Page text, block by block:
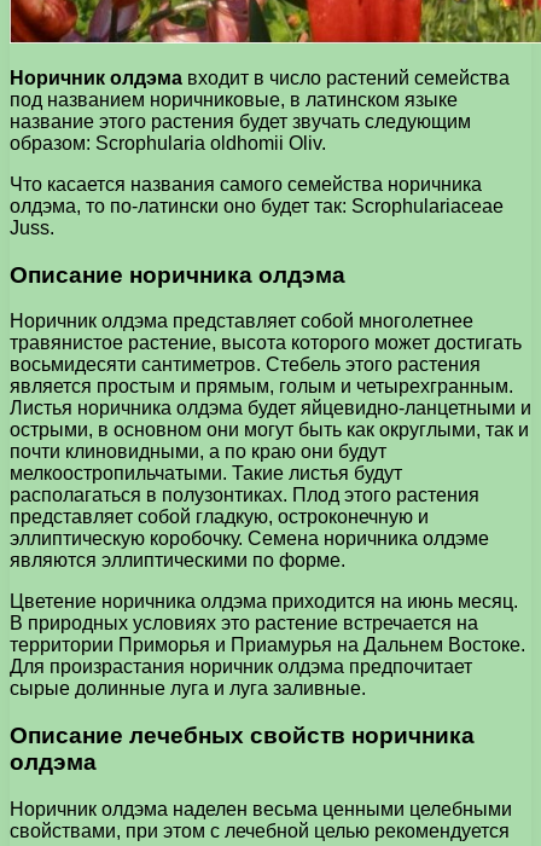
Норичник олдэма входит в число растений семейства
под названием норичниковые, в латинском языке
название этого растения будет звучать следующим
образом: Scrophularia oldhomii Oliv.
Что касается названия самого семейства норичника
олдэма, то по-латински оно будет так: Scrophulariaceae
Juss.
Описание норичника олдэма
Норичник олдэма представляет собой многолетнее
травянистое растение, высота которого может достигать
восьмидесяти сантиметров. Стебель этого растения
является простым и прямым, голым и четырехгранным.
Листья норичника олдэма будет яйцевидно-ланцетными и
острыми, в основном они могут быть как округлыми, так и
почти клиновидными, а по краю они будут
мелкоостропильчатыми. Такие листья будут
располагаться в полузонтиках. Плод этого растения
представляет собой гладкую, остроконечную и
эллиптическую коробочку. Семена норичника олдэме
являются эллиптическими по форме.
Цветение норичника олдэма приходится на июнь месяц.
В природных условиях это растение встречается на
территории Приморья и Приамурья на Дальнем Востоке.
Для произрастания норичник олдэма предпочитает
сырые долинные луга и луга заливные.
Описание лечебных свойств норичника
олдэма
Норичник олдэма наделен весьма ценными целебными
свойствами, при этом с лечебной целью рекомендуется